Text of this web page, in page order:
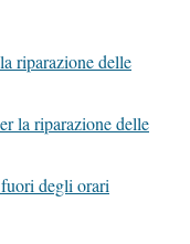
riparazione delle
la riparazione delle
degli orari